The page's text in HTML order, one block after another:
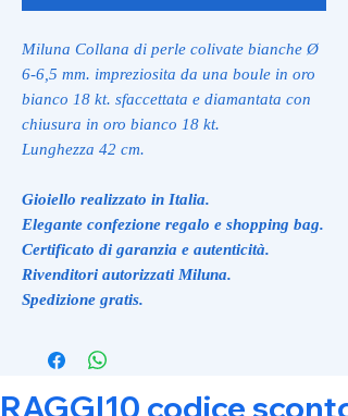
Miluna Collana di perle colivate bianche Ø
6-6,5 mm. impreziosita da una boule in oro
bianco 18 kt. sfaccettata e diamantata con
chiusura in oro bianco 18 kt.
Lunghezza 42 cm.
Gioiello realizzato in Italia.
Elegante confezione regalo e shopping bag.
Certificato di garanzia e autenticità.
Rivenditori autorizzati Miluna.
Spedizione gratis.
RAGGI10 codice